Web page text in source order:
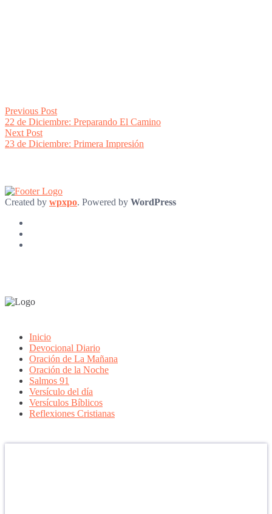
Post
navigation
Previous PostPrevious
post:
22 de Diciembre: Preparando El Camino
Next PostNext
post:
23 de Diciembre: Primera Impresión
Created by wpxpo. Powered by WordPress
Inicio
Devocional Diario
Oración de La Mañana
Oración de la Noche
Salmos 91
Versículo del día
Versículos Bíblicos
Reflexiones Cristianas